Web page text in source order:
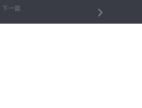
期“非常态”封闭 在家上网课，锻炼不
下一篇